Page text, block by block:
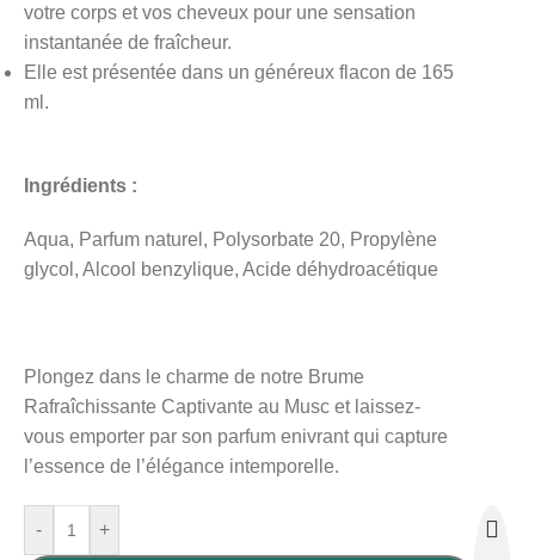
votre corps et vos cheveux pour une sensation
instantanée de fraîcheur.
Elle est présentée dans un généreux flacon de 165
ml.
Ingrédients :
Aqua, Parfum naturel, Polysorbate 20, Propylène
glycol, Alcool benzylique, Acide déhydroacétique
Plongez dans le charme de notre Brume
Rafraîchissante Captivante au Musc et laissez-
vous emporter par son parfum enivrant qui capture
l’essence de l’élégance intemporelle.
- +